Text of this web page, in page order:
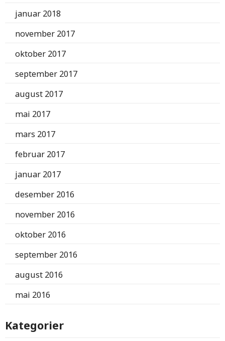
januar 2018
november 2017
oktober 2017
september 2017
august 2017
mai 2017
mars 2017
februar 2017
januar 2017
desember 2016
november 2016
oktober 2016
september 2016
august 2016
mai 2016
Kategorier